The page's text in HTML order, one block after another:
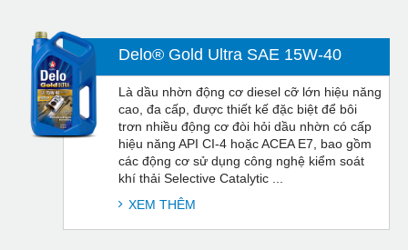
Delo® Gold Ultra SAE 15W-40
Là dầu nhờn động cơ diesel cỡ lớn hiệu năng
cao, đa cấp, được thiết kế đặc biệt để bôi
trơn nhiều động cơ đòi hỏi dầu nhờn có cấp
hiệu năng API CI-4 hoặc ACEA E7, bao gồm
các động cơ sử dụng công nghệ kiểm soát
khí thải Selective Catalytic ...
XEM THÊM